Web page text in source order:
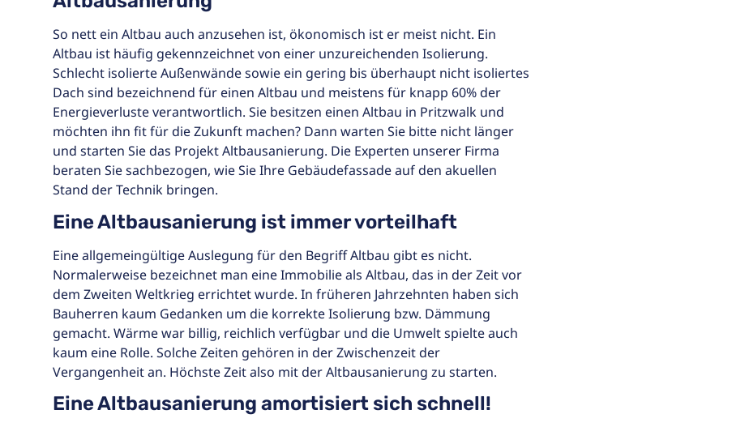
So nett ein Altbau auch anzusehen ist, ökonomisch ist er meist nicht. Ein
Altbau ist häufig gekennzeichnet von einer unzureichenden Isolierung.
Schlecht isolierte Außenwände sowie ein gering bis überhaupt nicht isoliertes
Dach sind bezeichnend für einen Altbau und meistens für knapp 60% der
Energieverluste verantwortlich. Sie besitzen einen Altbau in Pritzwalk und
möchten ihn fit für die Zukunft machen? Dann warten Sie bitte nicht länger
und starten Sie das Projekt Altbausanierung. Die Experten unserer Firma
beraten Sie sachbezogen, wie Sie Ihre Gebäudefassade auf den akuellen
Stand der Technik bringen.
Eine Altbausanierung ist immer vorteilhaft
Eine allgemeingültige Auslegung für den Begriff Altbau gibt es nicht.
Normalerweise bezeichnet man eine Immobilie als Altbau, das in der Zeit vor
dem Zweiten Weltkrieg errichtet wurde. In früheren Jahrzehnten haben sich
Bauherren kaum Gedanken um die korrekte Isolierung bzw. Dämmung
gemacht. Wärme war billig, reichlich verfügbar und die Umwelt spielte auch
kaum eine Rolle. Solche Zeiten gehören in der Zwischenzeit der
Vergangenheit an. Höchste Zeit also mit der Altbausanierung zu starten.
Eine Altbausanierung amortisiert sich schnell!